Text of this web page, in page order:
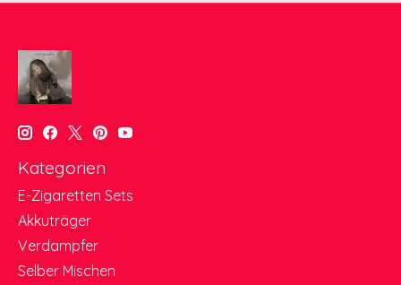
Kategorien
E-Zigaretten Sets
Akkuträger
Verdampfer
Selber Mischen